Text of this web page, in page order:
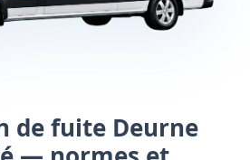
de fuite Deurne